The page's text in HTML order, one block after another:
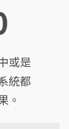
或是
統都
。